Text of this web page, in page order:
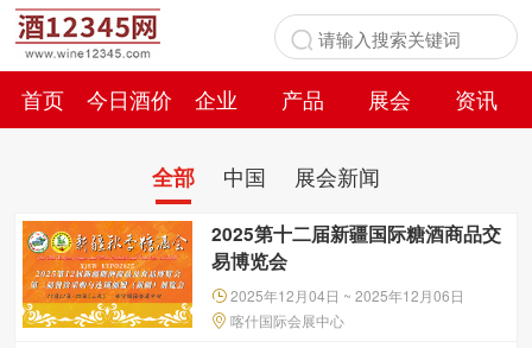
首页 今日酒价 企业 产品 展会
资讯
全部 中国 展会新闻
2025第十二届新疆国际糖酒商品交
易博览会
2025年12月04日 ~ 2025年12月06日
喀什国际会展中心